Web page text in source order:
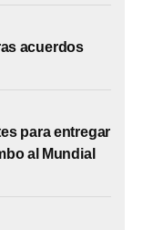
acuerdos
para entregar
al Mundial